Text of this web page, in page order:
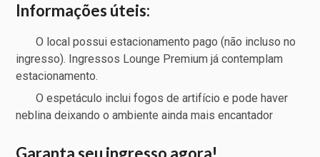
Informações úteis:
O local possui estacionamento pago (não incluso no
ingresso). Ingressos Lounge Premium já contemplam
estacionamento.
O espetáculo inclui fogos de artifício e pode haver
neblina deixando o ambiente ainda mais encantador